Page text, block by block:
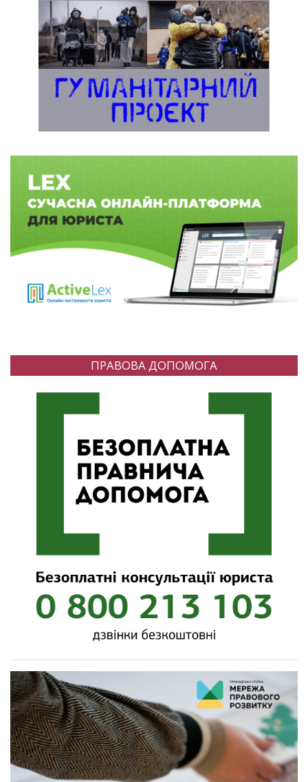
ПРАВОВА ДОПОМОГА